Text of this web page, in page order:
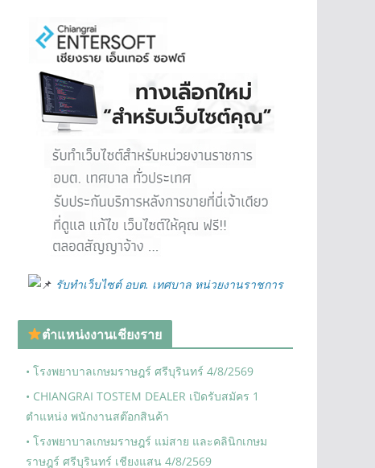
รับทำเว็บไซต์ อบต. เทศบาล หน่วยงานราชการ
ตำแหน่งงานเชียงราย
• โรงพยาบาลเกษมราษฎร์ ศรีบุรินทร์ 4/8/2569
• CHIANGRAI TOSTEM DEALER เปิดรับสมัคร 1
ตำแหน่ง พนักงานสต๊อกสินค้า
• โรงพยาบาลเกษมราษฎร์ แม่สาย และคลินิกเกษม
ราษฎร์ ศรีบุรินทร์ เชียงแสน 4/8/2569